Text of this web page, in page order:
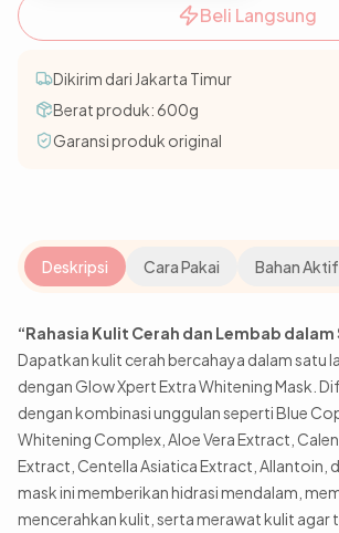
Beli Langsung
Dikirim dari Jakarta Timur
Berat produk: 600g
Garansi produk original
Deskripsi Cara Pakai Bahan
“Rahasia Kulit Cerah dan Lembab
Dapatkan kulit cerah bercahaya dalam satu
dengan Glow Xpert Extra Whitening Mask.
dengan kombinasi unggulan seperti Blue
Whitening Complex, Aloe Vera Extract,
Extract, Centella Asiatica Extract, Allantoin,
mask ini memberikan hidrasi mendalam,
mencerahkan kulit, serta merawat kulit agar